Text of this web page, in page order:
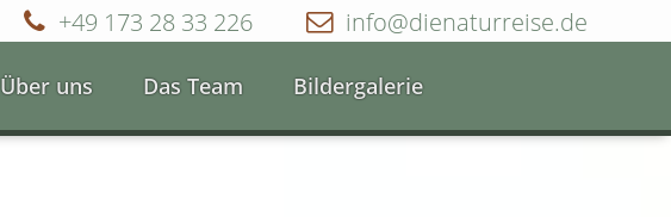
info@dienaturreise.de
+49 173 28 33 226
Über uns Das Team Bildergalerie